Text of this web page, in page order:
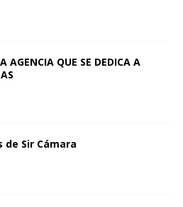
AGENCIA QUE SE DEDICA A
de Sir Cámara